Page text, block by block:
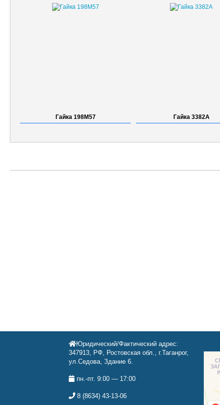
Гайка 198М57 Гайка 3382А
Юридический/Фактический адрес:
347913, РФ, Ростовская обл., г.Таганрог,
ул.Седова, Здание 6.
пн.-пт. 9:00 — 17:00
8 (8634) 43-13-06